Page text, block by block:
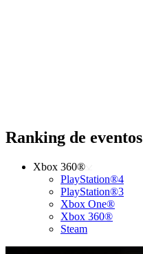
Ranking de eventos
Xbox 360®
PlayStation®4
PlayStation®3
Xbox One®
Xbox 360®
Steam